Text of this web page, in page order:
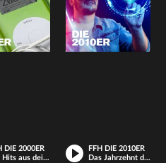
DIE 2000ER
Die Hits aus deinem MP3-Player
FFH DIE 2010ER
Das Jahrzehnt der Pokémons und DJ Tracks